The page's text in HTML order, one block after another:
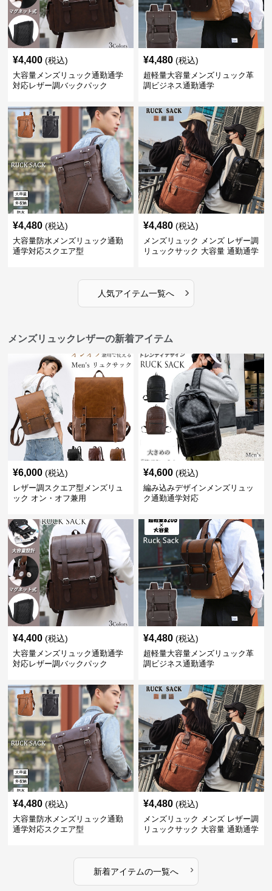
¥4,400 (税込)
大容量メンズリュック通勤通学
対応レザー調バックパック
¥4,480 (税込)
超軽量大容量メンズリュック革
調ビジネス通勤通学
¥4,480 (税込)
大容量防水メンズリュック通勤
通学対応スクエア型
¥4,480 (税込)
メンズリュック メンズ レザー調
リュックサック 大容量 通勤通学
人気アイテム一覧へ ›
メンズリュックレザーの新着アイテム
¥6,000 (税込)
レザー調スクエア型メンズリュ
ック オン・オフ兼用
¥4,600 (税込)
編み込みデザインメンズリュッ
ク通勤通学対応
¥4,400 (税込)
大容量メンズリュック通勤通学
対応レザー調バックパック
¥4,480 (税込)
超軽量大容量メンズリュック革
調ビジネス通勤通学
¥4,480 (税込)
大容量防水メンズリュック通勤
通学対応スクエア型
¥4,480 (税込)
メンズリュック メンズ レザー調
リュックサック 大容量 通勤通学
新着アイテムの一覧へ ›